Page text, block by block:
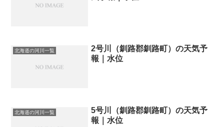
北海道の河川一覧
2号川（釧路郡釧路町）の天気予
報｜水位
北海道の河川一覧
5号川（釧路郡釧路町）の天気予
報｜水位